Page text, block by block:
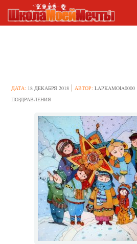
ДАТА: 18 ДЕКАБРЯ 2018 АВТОР:LAPKAMOIA0000
ПОЗДРАВЛЕНИЯ